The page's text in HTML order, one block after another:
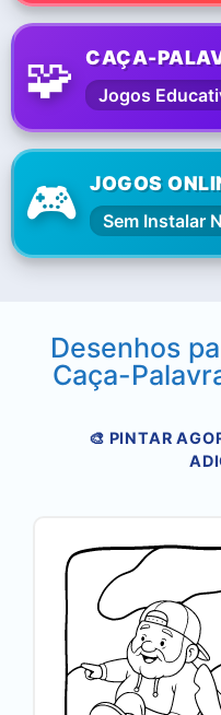
🧩 CAÇA-
Jogos
🎮 JOGOS
Sem Instalar
Desenhos
Caça-
🎨 PINTAR